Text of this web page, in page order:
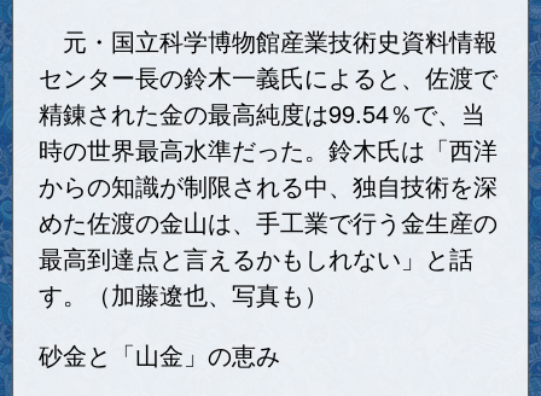
元・国立科学博物館産業技術史資料情報
センター長の鈴木一義氏によると、佐渡で
精錬された金の最高純度は99.54％で、当
時の世界最高水準だった。鈴木氏は「西洋
からの知識が制限される中、独自技術を深
めた佐渡の金山は、手工業で行う金生産の
最高到達点と言えるかもしれない」と話
す。（加藤遼也、写真も）
砂金と「山金」の恵み